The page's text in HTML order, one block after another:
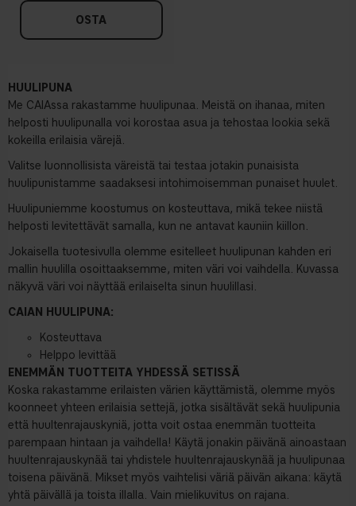
OSTA
HUULIPUNA
Me CAIAssa rakastamme huulipunaa. Meistä on ihanaa, miten
helposti huulipunalla voi korostaa asua ja tehostaa lookia sekä
kokeilla erilaisia värejä.
Valitse luonnollisista väreistä tai testaa jotakin punaisista
huulipunistamme saadaksesi intohimoisemman punaiset huulet.
Huulipuniemme koostumus on kosteuttava, mikä tekee niistä
helposti levitettävät samalla, kun ne antavat kauniin kiillon.
Jokaisella tuotesivulla olemme esitelleet huulipunan kahden eri
mallin huulilla osoittaaksemme, miten väri voi vaihdella. Kuvassa
näkyvä väri voi näyttää erilaiselta sinun huulillasi.
CAIAN HUULIPUNA:
Kosteuttava
Helppo levittää
ENEMMÄN TUOTTEITA YHDESSÄ SETISSÄ
Koska rakastamme erilaisten värien käyttämistä, olemme myös
koonneet yhteen erilaisia settejä, jotka sisältävät sekä huulipunia
että huultenrajauskyniä, jotta voit ostaa enemmän tuotteita
parempaan hintaan ja vaihdella! Käytä jonakin päivänä ainoastaan
huultenrajauskynää tai yhdistele huultenrajauskynää ja huulipunaa
toisena päivänä. Mikset myös vaihtelisi väriä päivän aikana: käytä
yhtä päivällä ja toista illalla. Vain mielikuvitus on rajana.